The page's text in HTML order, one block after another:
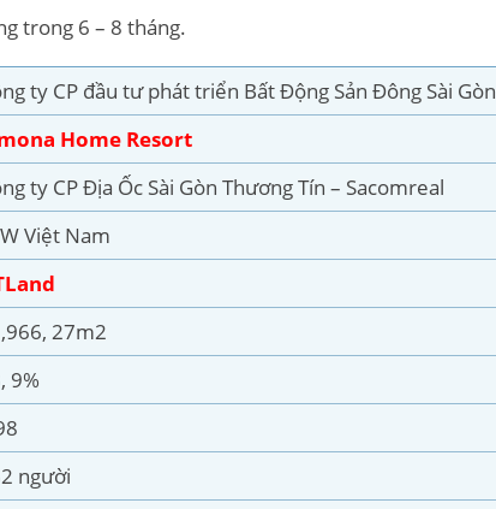
trong 6 – 8 tháng.
ty CP đầu tư phát triển Bất Động Sản Đông Sài Gòn
Home Resort
ty CP Địa Ốc Sài Gòn Thương Tín – Sacomreal
Việt Nam
27m2
9%
người